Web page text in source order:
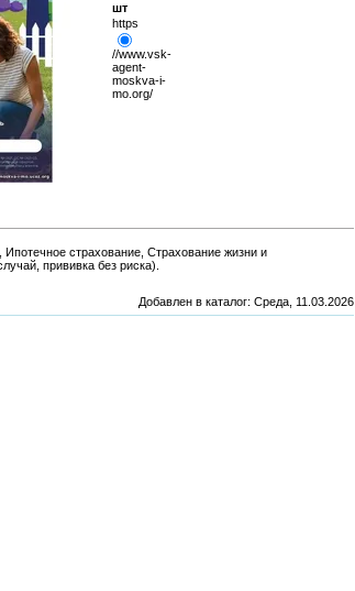
шт
https
//www.vsk-
agent-
moskva-i-
mo.org/
страхование, Страхование жизни и
прививка без риска).
Добавлен в каталог: Среда, 11.03.2026